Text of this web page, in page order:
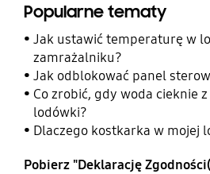
Popularne tematy
Jak ustawić temperaturę w
zamrażalniku?
Jak odblokować panel
Co zrobić, gdy woda cieknie
lodówki?
Dlaczego kostkarka w mojej
Pobierz "Deklarację